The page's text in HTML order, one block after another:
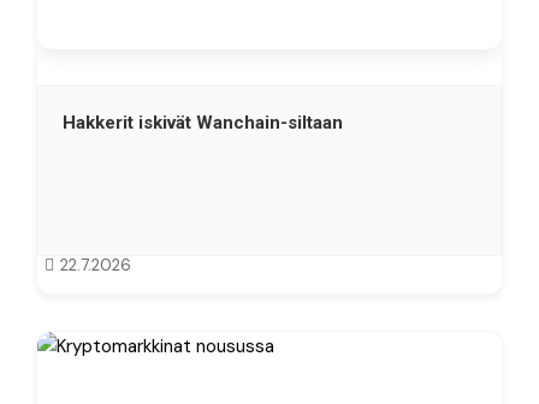
Hakkerit iskivät Wanchain-siltaan
22.7.2026